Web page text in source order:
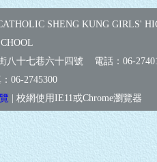
SHENG KUNG GIRLS'
八十七巷六十四號 電話：06-
06-2745300
| 校網使用IE11或Chrome瀏覽器